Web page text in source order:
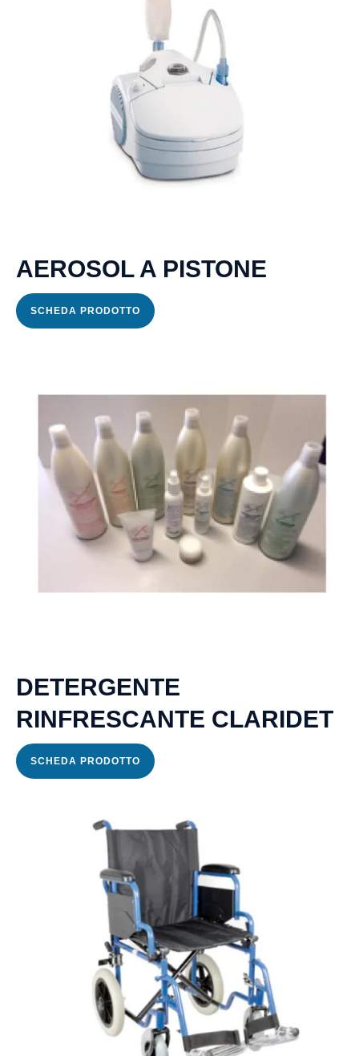
AEROSOL A PISTONE
SCHEDA PRODOTTO
DETERGENTE
RINFRESCANTE CLARIDET
SCHEDA PRODOTTO